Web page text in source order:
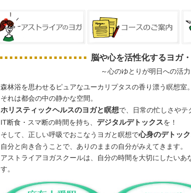
脳や心を活性化するヨガ
～心のゆとりが明日への活
森林浴を思わせるピュアなユーカリプタスの香り漂う瞑想室。
それは都会の中の静かな空間。
ホリスティックヘルスのヨガと瞑想で、日常の忙しさやテ
IT断食・スマ断の時間を持ち、デジタルデトックスを！
そして、正しい呼吸でおこなうヨガと瞑想で心身のデトッ
自分と向き合うことで、ありのままの自分がみえてきます。
アストライアヨガスクールは、自分の時間を大切にしたいあ
す。